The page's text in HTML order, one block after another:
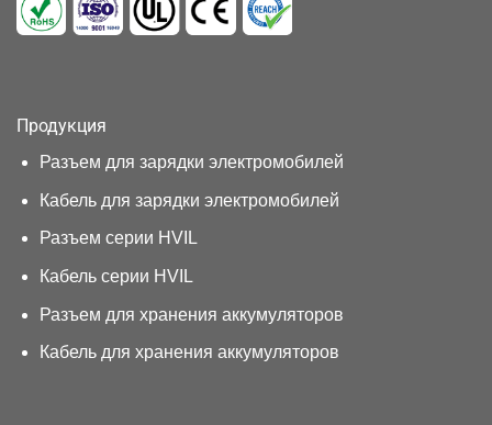
Продукция
Разъем для зарядки электромобилей
Кабель для зарядки электромобилей
Разъем серии HVIL
Кабель серии HVIL
Разъем для хранения аккумуляторов
Кабель для хранения аккумуляторов